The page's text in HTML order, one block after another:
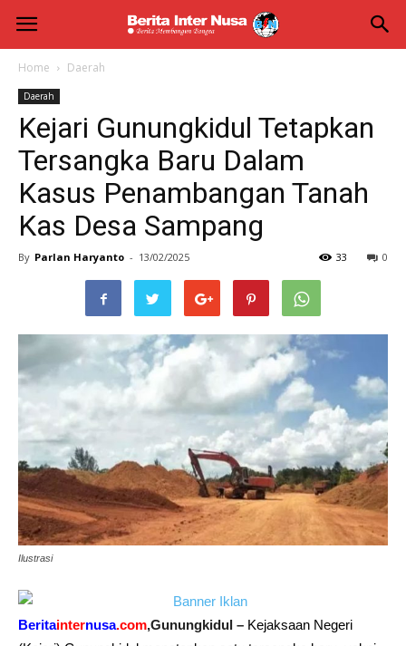
Berita
Inter
Nusa
Home Daerah
Daerah
Kejari Gunungkidul Tetapkan
Tersangka Baru Dalam
Kasus Penambangan Tanah
Kas Desa Sampang
By Parlan Haryanto - 13/02/2025 0
33
Ilustrasi
Beritainternusa.com,Gunungkidul – Kejaksaan Negeri